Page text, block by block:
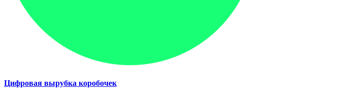
Цифровая вырубка коробочек